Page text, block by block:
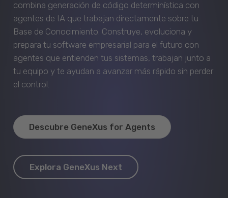
combina generación de código determinística con
agentes de IA que trabajan directamente sobre tu
Base de Conocimiento. Construye, evoluciona y
prepara tu software empresarial para el futuro con
agentes que entienden tus sistemas, trabajan junto a
tu equipo y te ayudan a avanzar más rápido sin perder
el control.
Descubre GeneXus for Agents
Explora GeneXus Next